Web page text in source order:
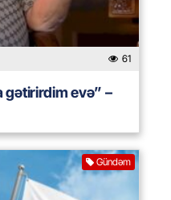
61
gətirirdim evə” –
Gündəm